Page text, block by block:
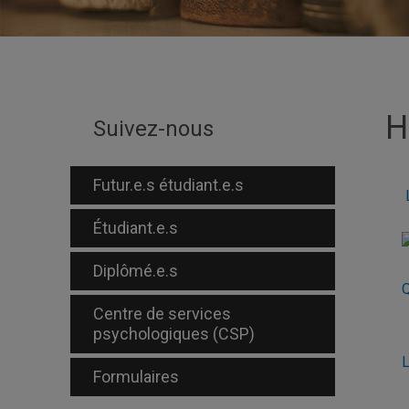
Suivez-nous
Futur.e.s étudiant.e.s
Étudiant.e.s
Diplômé.e.s
Centre de services
psychologiques (CSP)
Formulaires